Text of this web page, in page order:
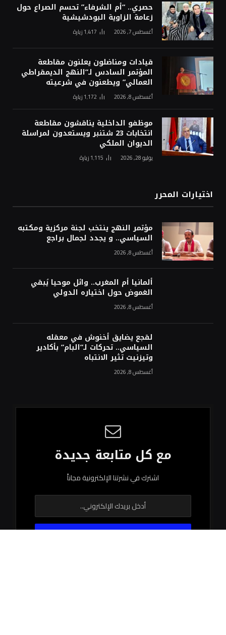
حصري.. “أم الشرفاء” تحسم الصراع حول
زعامة الزاوية البودشيشية
أغسطس 7, 2026 1٬417 زيارة
قيادات ومناضلون يعلنون مقاطعة
المؤتمر السادس لـ”النهج الديمقراطي
العمالي” ويطعنون في شرعيته
أغسطس 8, 2026 1٬172 زيارة
موظفو الداخلية يناقشون مقاطعة
انتخابات 23 شتنبر ويستعدون لمراسلة
الديوان الملكي
يوليو 28, 2026 1٬115 زيارة
اختيارات المحرر
مؤتمر النهج ينتخب لجنة مركزية ومكتبه
السياسي.. و يجدد لجمال براجع
أغسطس 8, 2026
ألمانيا أم المغرب.. وائل موحيا يُبقي
الغموض حول اختياره الدولي
أغسطس 8, 2026
لقجع يضايق أخنوش في معقله
السياسي.. تحركات لـ”البام” بأكادير
وتيزنيت تثير الانتباه
أغسطس 8, 2026
مع كل متابعة جديدة
اشترك في نشرتنا الإلكترونية مجاناً